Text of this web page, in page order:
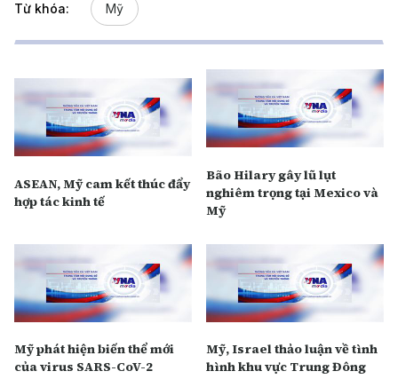
Từ khóa: Mỹ
ASEAN, Mỹ cam kết thúc đẩy
hợp tác kinh tế
Bão Hilary gây lũ lụt
nghiêm trọng tại Mexico và
Mỹ
Mỹ phát hiện biến thể mới
của virus SARS-CoV-2
Mỹ, Israel thảo luận về tình
hình khu vực Trung Đông